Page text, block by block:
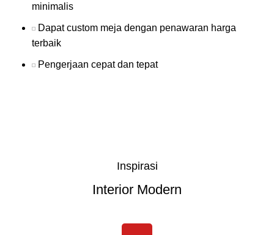
minimalis
Dapat custom meja dengan penawaran harga
terbaik
Pengerjaan cepat dan tepat
Inspirasi
Interior Modern